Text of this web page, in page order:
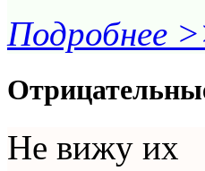
Подробнее
Не вижу их